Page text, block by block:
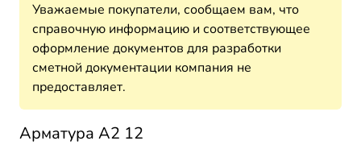
Уважаемые покупатели, сообщаем вам, что
справочную информацию и соответствующее
оформление документов для разработки
сметной документации компания не
предоставляет.
Арматура А2 12